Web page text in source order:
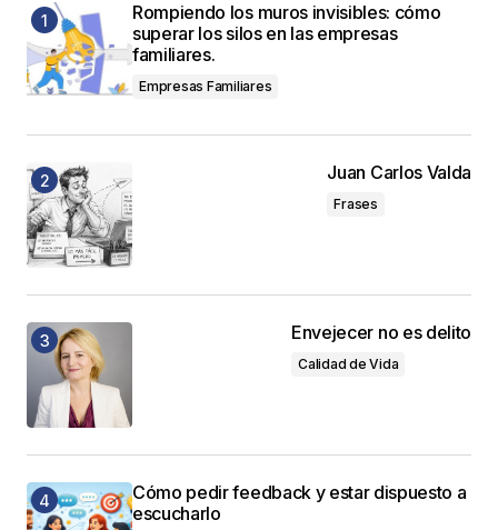
Rompiendo los muros invisibles: cómo
superar los silos en las empresas
familiares.
Empresas Familiares
Juan Carlos Valda
Frases
Envejecer no es delito
Calidad de Vida
Cómo pedir feedback y estar dispuesto a
escucharlo